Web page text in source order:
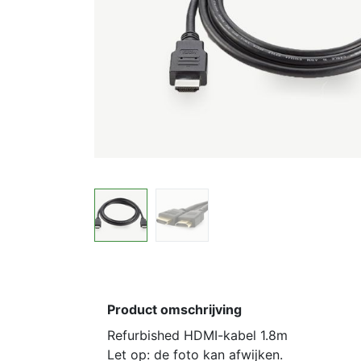
Product omschrijving
Refurbished HDMI-kabel 1.8m
Let op: de foto kan afwijken.